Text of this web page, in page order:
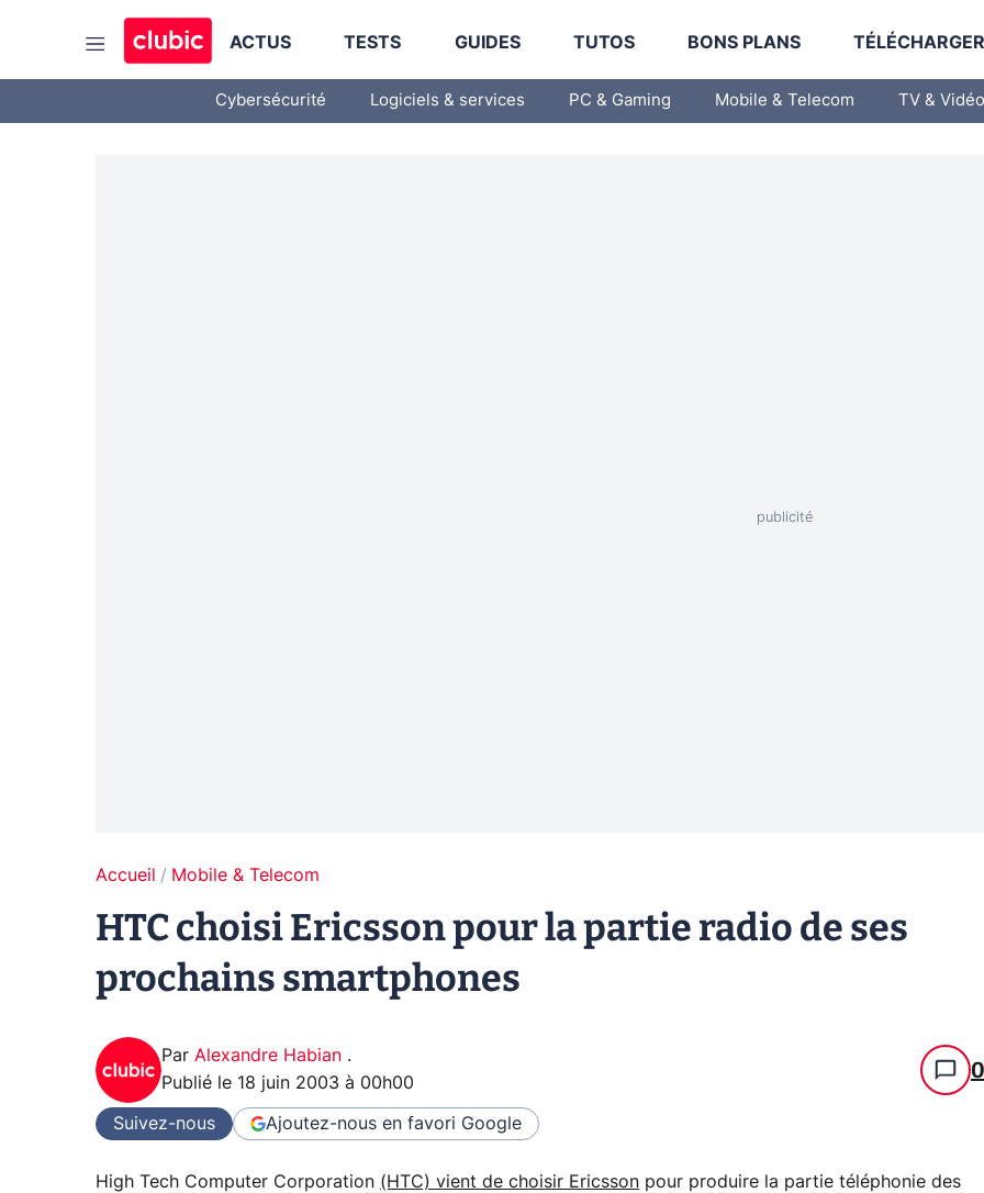
ACTUS TESTS GUIDES TUTOS BONS PLANS
Cybersécurité Logiciels & services PC & Gaming Mobile & Telecom TV & Vidéo
Accueil Mobile & Telecom
HTC choisi Ericsson pour la partie radio de ses
prochains smartphones
Par Alexandre Habian .
Publié le 18 juin 2003 à 00h00 0
Suivez-nous Ajoutez-nous en favori Google
High Tech Computer Corporation (HTC) vient de choisir Ericsson pour produire la partie téléphonie des